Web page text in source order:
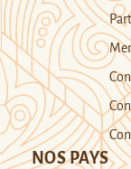
NOS PAYS